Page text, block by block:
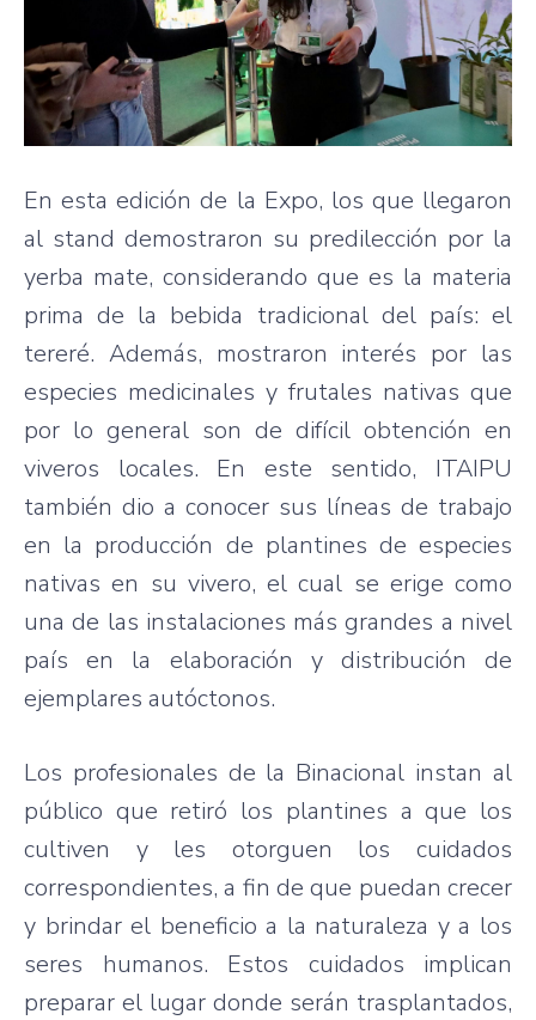
En esta edición de la Expo, los que llegaron
al stand demostraron su predilección por la
yerba mate, considerando que es la materia
prima de la bebida tradicional del país: el
tereré. Además, mostraron interés por las
especies medicinales y frutales nativas que
por lo general son de difícil obtención en
viveros locales. En este sentido, ITAIPU
también dio a conocer sus líneas de trabajo
en la producción de plantines de especies
nativas en su vivero, el cual se erige como
una de las instalaciones más grandes a nivel
país en la elaboración y distribución de
ejemplares autóctonos.
Los profesionales de la Binacional instan al
público que retiró los plantines a que los
cultiven y les otorguen los cuidados
correspondientes, a fin de que puedan crecer
y brindar el beneficio a la naturaleza y a los
seres humanos. Estos cuidados implican
preparar el lugar donde serán trasplantados,